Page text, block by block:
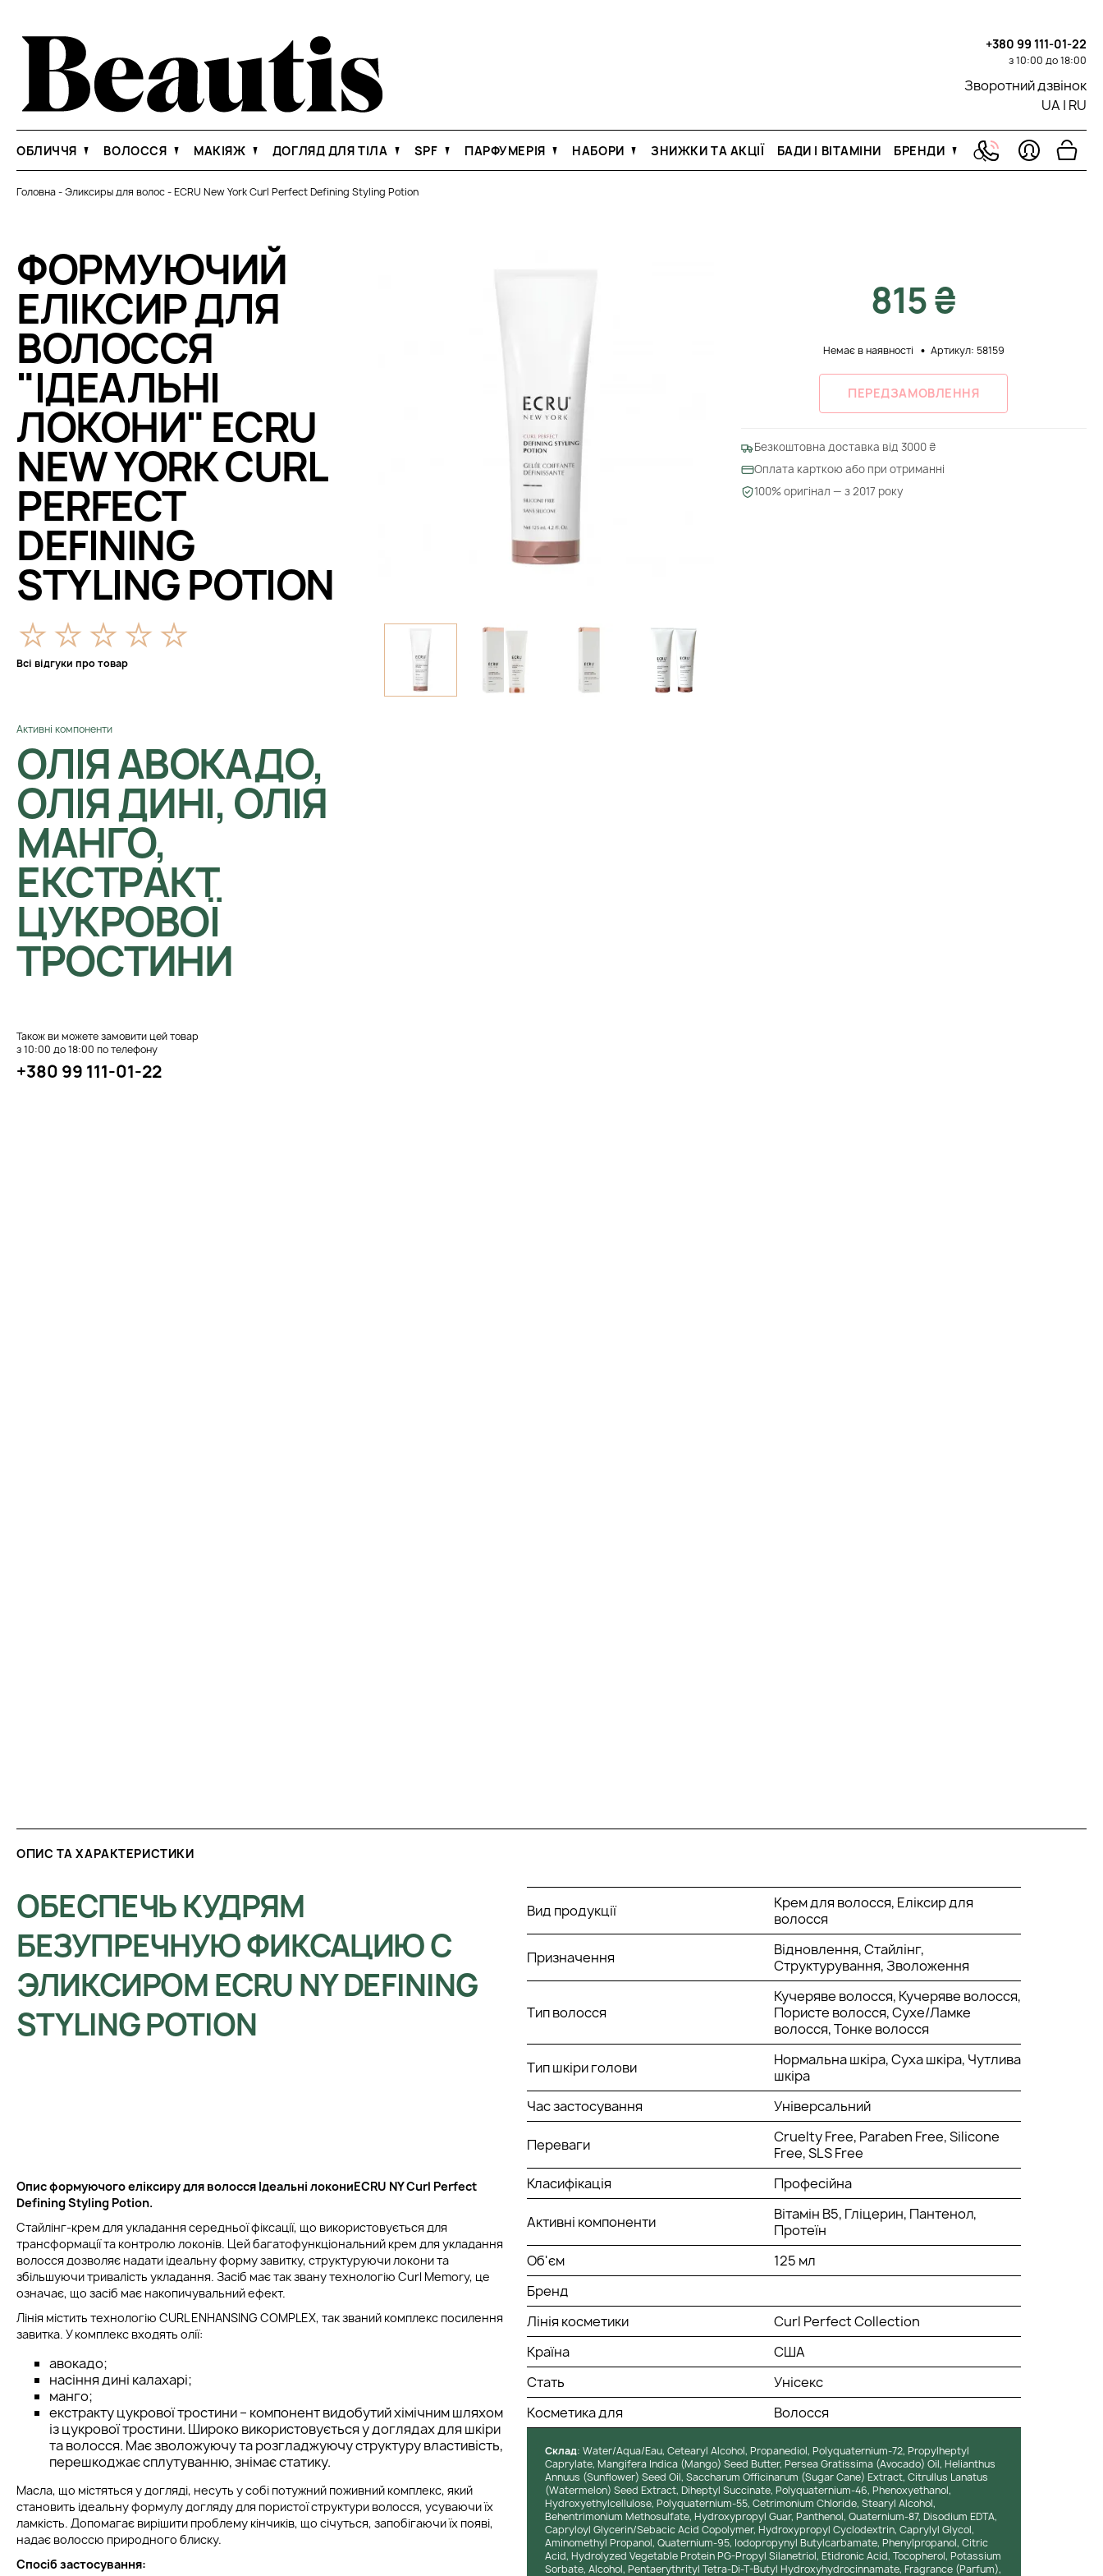
+380 99 111-01-22
з 10:00 до 18:00
Зворотний дзвінок
UA | RU
ОБЛИЧЧЯ ВОЛОССЯ МАКІЯЖ ДОГЛЯД ДЛЯ ТІЛА SPF ПАРФУМЕРІЯ НАБОРИ ЗНИЖКИ ТА АКЦІЇ БАДИ І ВІТАМІНИ БРЕНДИ
Головна-Эликсиры для волос-ECRU New York Curl Perfect Defining Styling Potion
ФОРМУЮЧИЙ
ЕЛІКСИР ДЛЯ
ВОЛОССЯ
"ІДЕАЛЬНІ
ЛОКОНИ" ECRU
NEW YORK CURL
PERFECT
DEFINING
STYLING POTION
Всі відгуки про товар
Активні компоненти
ОЛІЯ АВОКАДО,
ОЛІЯ ДИНІ, ОЛІЯ
МАНГО,
ЕКСТРАКТ
ЦУКРОВОЇ
ТРОСТИНИ
Також ви можете замовити цей товар
з 10:00 до 18:00 по телефону
+380 99 111-01-22
815 ₴
Немає в наявності Артикул: 58159
ПЕРЕДЗАМОВЛЕННЯ
Безкоштовна доставка від 3000 ₴
Оплата карткою або при отриманні
100% оригінал — з 2017 року
ОПИС ТА ХАРАКТЕРИСТИКИ
ОБЕСПЕЧЬ КУДРЯМ
БЕЗУПРЕЧНУЮ ФИКСАЦИЮ С
ЭЛИКСИРОМ ECRU NY DEFINING
STYLING POTION
Опис формуючого еліксиру для волосся Ідеальні локониECRU NY Curl Perfect
Defining Styling Potion.
Стайлінг-крем для укладання середньої фіксації, що використовується для
трансформації та контролю локонів. Цей багатофункціональний крем для укладання
волосся дозволяє надати ідеальну форму завитку, структуруючи локони та
збільшуючи тривалість укладання. Засіб має так звану технологію Curl Memory, це
означає, що засіб має накопичувальний ефект.
Лінія містить технологію CURL ENHANSING COMPLEX, так званий комплекс посилення
завитка. У комплекс входять олії:
авокадо;
насіння дині калахарі;
манго;
екстракту цукрової тростини – компонент видобутий хімічним шляхом
із цукрової тростини. Широко використовується у доглядах для шкіри
та волосся. Має зволожуючу та розгладжуючу структуру властивість,
перешкоджає сплутуванню, знімає статику.
Масла, що містяться у догляді, несуть у собі потужний поживний комплекс, який
становить ідеальну формулу догляду для пористої структури волосся, усуваючи їх
ламкість. Допомагає вирішити проблему кінчиків, що січуться, запобігаючи їх появі,
надає волоссю природного блиску.
Спосіб застосування:
Вид продукції
Крем для волосся, Еліксир для
волосся
Призначення
Відновлення, Стайлінг,
Структурування, Зволоження
Тип волосся
Кучеряве волосся, Кучеряве волосся,
Пористе волосся, Сухе/Ламке
волосся, Тонке волосся
Тип шкіри голови
Нормальна шкіра, Суха шкіра, Чутлива
шкіра
Час застосування
Універсальний
Переваги
Cruelty Free, Paraben Free, Silicone
Free, SLS Free
Класифікація
Професійна
Активні компоненти
Вітамін В5, Гліцерин, Пантенол,
Протеїн
Об'єм
125 мл
Бренд
Лінія косметики
Curl Perfect Collection
Країна
США
Стать
Унісекс
Косметика для
Волосся
Cклад: Water/Aqua/Eau, Cetearyl Alcohol, Propanediol, Polyquaternium-72, Propylheptyl
Caprylate, Mangifera Indica (Mango) Seed Butter, Persea Gratissima (Avocado) Oil, Helianthus
Annuus (Sunflower) Seed Oil, Saccharum Officinarum (Sugar Cane) Extract, Citrullus Lanatus
(Watermelon) Seed Extract, Diheptyl Succinate, Polyquaternium-46, Phenoxyethanol,
Hydroxyethylcellulose, Polyquaternium-55, Cetrimonium Chloride, Stearyl Alcohol,
Behentrimonium Methosulfate, Hydroxypropyl Guar, Panthenol, Quaternium-87, Disodium EDTA,
Capryloyl Glycerin/Sebacic Acid Copolymer, Hydroxypropyl Cyclodextrin, Caprylyl Glycol,
Aminomethyl Propanol, Quaternium-95, Iodopropynyl Butylcarbamate, Phenylpropanol, Citric
Acid, Hydrolyzed Vegetable Protein PG-Propyl Silanetriol, Etidronic Acid, Tocopherol, Potassium
Sorbate, Alcohol, Pentaerythrityl Tetra-Di-T-Butyl Hydroxyhydrocinnamate, Fragrance (Parfum),